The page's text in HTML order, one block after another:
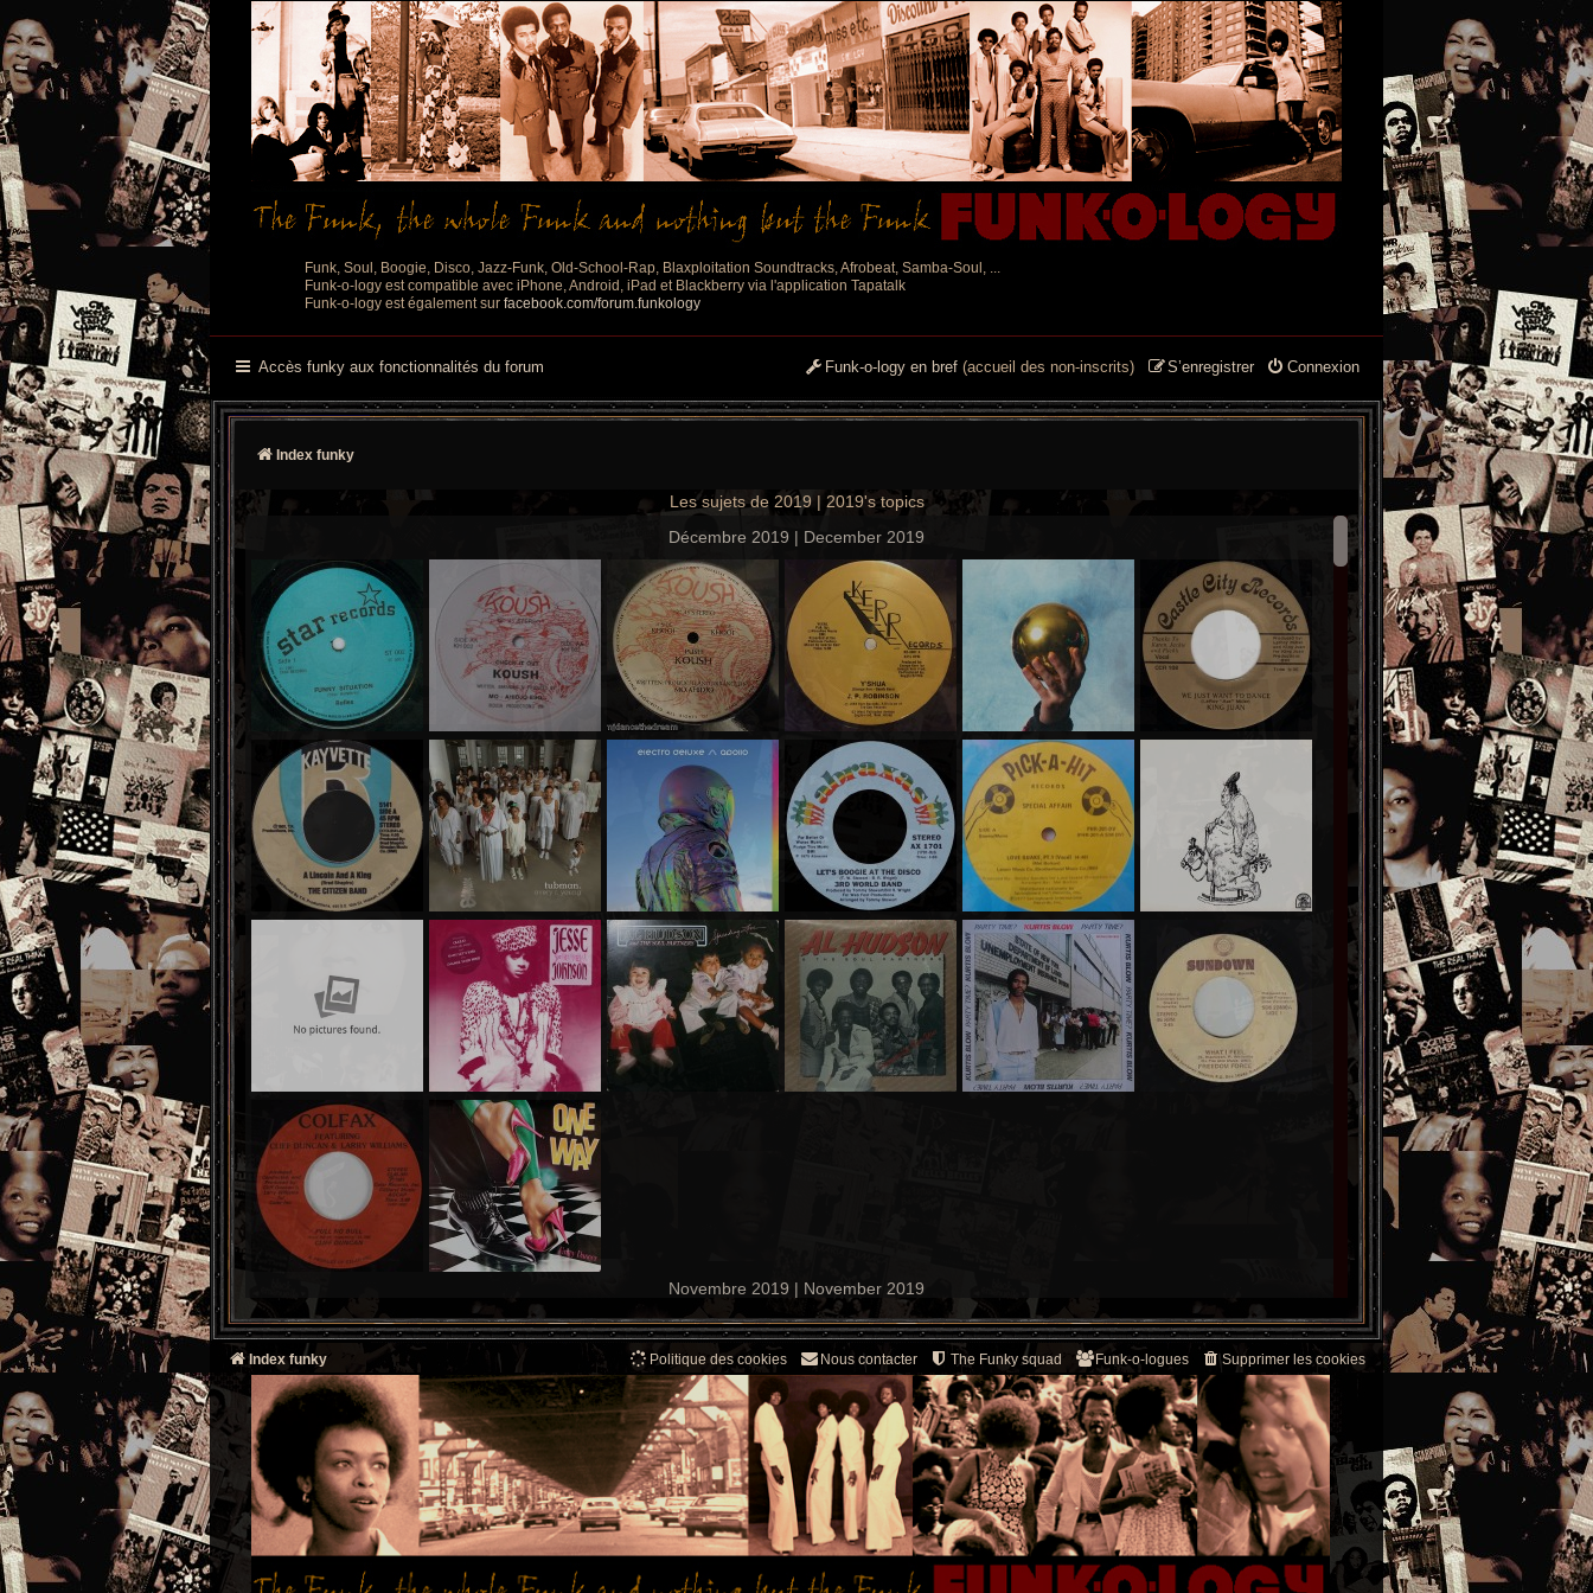
Funk, Soul, Boogie, Disco, Jazz-Funk, Old-School-Rap, Blaxploitation Soundtracks, Afrobeat, Samba-Soul, ...
Funk-o-logy est compatible avec iPhone, Android, iPad et Blackberry via l'application Tapatalk
Funk-o-logy est également sur facebook.com/forum.funkology
Accès funky aux fonctionnalités du forum Connexion
S’enregistrer
Funk-o-logy en bref (accueil des non-inscrits)
Index funky
Les sujets de 2019 | 2019's topics
Décembre 2019 | December 2019
Novembre 2019 | November 2019
Index funky Supprimer les cookies
Funk-o-logues
The Funky squad
Nous contacter
Politique des cookies